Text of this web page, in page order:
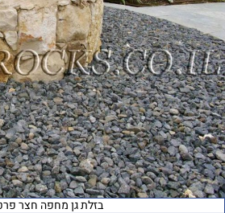
בזלת גן מחפה חצר